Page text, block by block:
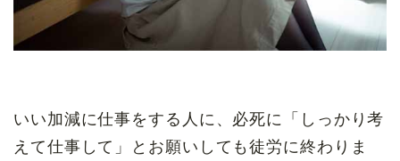
いい加減に仕事をする人に、必死に「しっかり考
えて仕事して」とお願いしても徒労に終わりま